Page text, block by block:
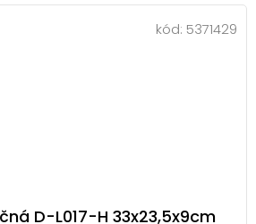
kód: 5371429
D-L017-H 33x23,5x9cm